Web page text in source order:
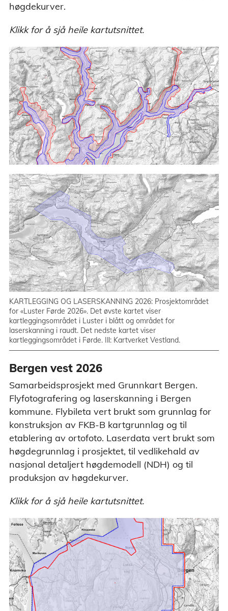
høgdekurver.
Klikk for å sjå heile kartutsnittet.
KARTLEGGING OG LASERSKANNING 2026: Prosjektområdet
for «Luster Førde 2026». Det øvste kartet viser
kartleggingsområdet i Luster i blått og området for
laserskanning i raudt. Det nedste kartet viser
kartleggingsområdet i Førde. Ill: Kartverket Vestland.
Bergen vest 2026
Samarbeidsprosjekt med Grunnkart Bergen.
Flyfotografering og laserskanning i Bergen
kommune. Flybileta vert brukt som grunnlag for
konstruksjon av FKB-B kartgrunnlag og til
etablering av ortofoto. Laserdata vert brukt som
høgdegrunnlag i prosjektet, til vedlikehald av
nasjonal detaljert høgdemodell (NDH) og til
produksjon av høgdekurver.
Klikk for å sjå heile kartutsnittet.